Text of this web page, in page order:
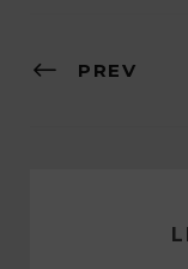
PREV